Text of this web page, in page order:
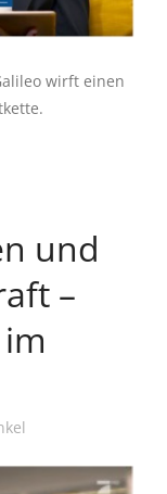
wirft einen
und
–